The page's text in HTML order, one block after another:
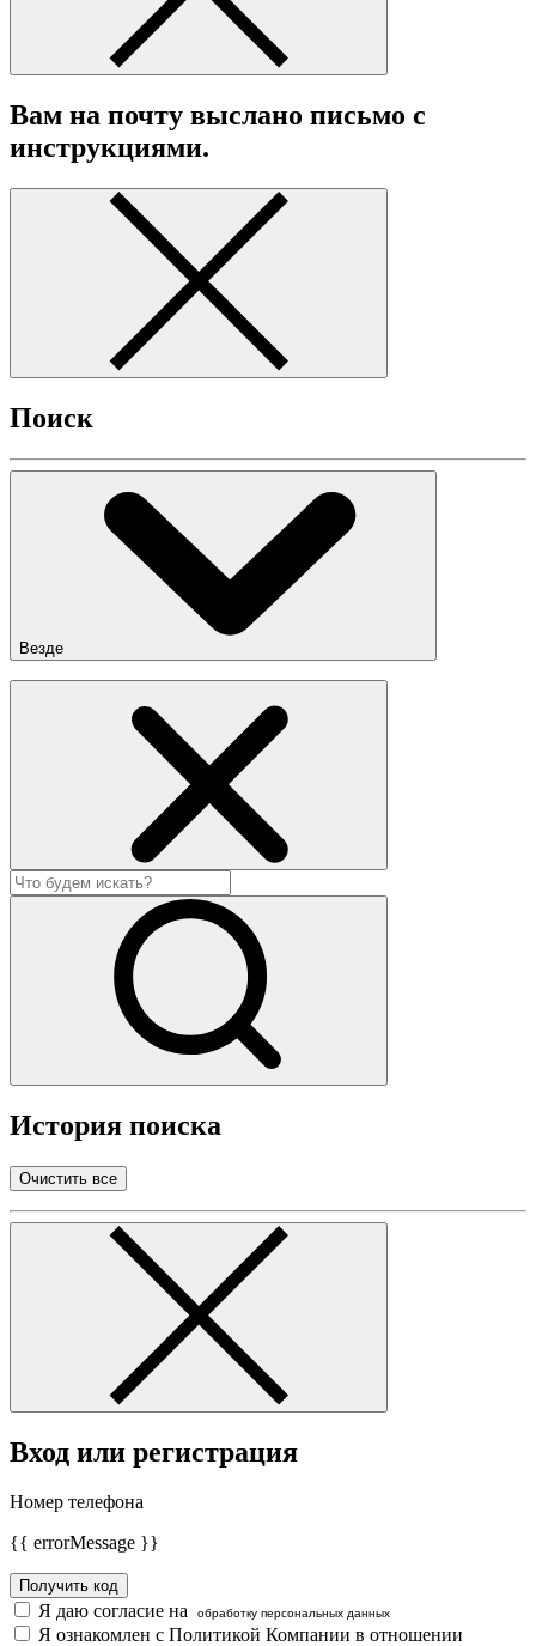
Вам на почту выслано письмо с
инструкциями.
Поиск
Везде
История поиска
Очистить все
Вход или регистрация
Номер телефона
{{ errorMessage }}
Получить код
Я даю согласие на обработку персональных данных
Я ознакомлен с Политикой Компании в отношении